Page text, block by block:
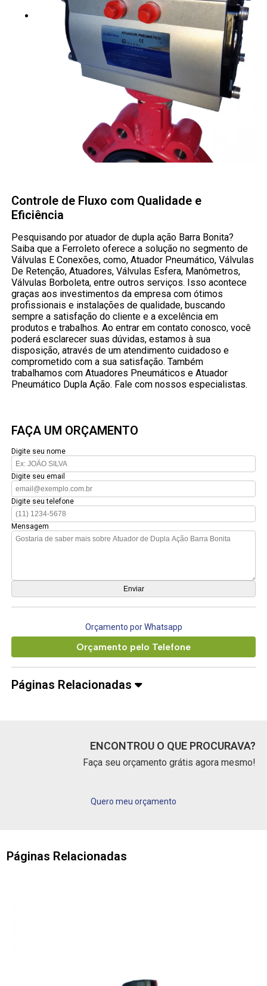
Controle de Fluxo com Qualidade e
Eficiência
Pesquisando por atuador de dupla ação Barra Bonita?
Saiba que a Ferroleto oferece a solução no segmento de
Válvulas E Conexões, como, Atuador Pneumático, Válvulas
De Retenção, Atuadores, Válvulas Esfera, Manômetros,
Válvulas Borboleta, entre outros serviços. Isso acontece
graças aos investimentos da empresa com ótimos
profissionais e instalações de qualidade, buscando
sempre a satisfação do cliente e a excelência em
produtos e trabalhos. Ao entrar em contato conosco, você
poderá esclarecer suas dúvidas, estamos à sua
disposição, através de um atendimento cuidadoso e
comprometido com a sua satisfação. Também
trabalhamos com Atuadores Pneumáticos e Atuador
Pneumático Dupla Ação. Fale com nossos especialistas.
FAÇA UM ORÇAMENTO
Digite seu nome
Digite seu email
Digite seu telefone
Mensagem
Orçamento por Whatsapp
Orçamento pelo Telefone
Páginas Relacionadas
ENCONTROU O QUE PROCURAVA?
Faça seu orçamento grátis agora mesmo!
Quero meu orçamento
Páginas Relacionadas